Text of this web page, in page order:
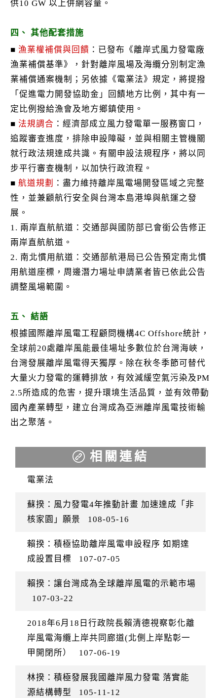
供10 GW 以上併網容量。
四、 其他配套措施
■ 漁業權補償與回饋 ：已發布《離岸式風力發電廠
漁業補償基準》，針對離岸風場及海纜分別制定漁
業補償通案機制；另依據《電業法》規定，將提撥
「促進電力開發協助金」回饋地方比例，其中有一
定比例撥給漁會及地方鄉鎮使用。
■ 法規調合 ：經濟部成立風力發電單一服務窗口，
追蹤審查進度，排除申設障礙，並與相關主管機關
就行政法規達成共識。有關申設法規程序，將以同
步平行審查機制，以加快行政流程。
■ 航道規劃
：盡力維持離岸風電場開發區域之完整
性，並兼顧航行安全與台灣本島港埠與航運之發
展。
1. 兩岸直航航道：交通部與國防部已會銜公告修正
兩岸直航航道。
2. 南北慣用航道：交通部航港局已公告預定南北慣
用航道座標，周邊潛力場址申請業者皆已依此公告
調整風場範圍。
五、 結語
根據國際離岸風電工程顧問機構4C Offshore統計，
全球前20處離岸風能最佳場址多數位於台灣海峽，
台灣發展離岸風電得天獨厚。除在秋冬季節可替代
大量火力發電的運轉排放，有效減緩空氣污染及PM
2.5所造成的危害，提升環境生活品質，並有效帶動
國內產業轉型，建立台灣成為亞洲離岸風電技術輸
出之聚落。
相關連結
電業法
蘇揆：風力發電4年推動計畫 加速達成「非
核家園」願景
108-05-16
賴揆：積極協助離岸風電申設程序 如期達
成設置目標
107-07-05
賴揆：讓台灣成為全球離岸風電的示範市場
107-03-22
2018年6月18日行政院長賴清德視察彰化離
岸風電海纜上岸共同廊道(北側上岸點彰一
甲開閉所）
107-06-19
林揆：積極發展我國離岸風力發電 落實能
源結構轉型
105-11-12